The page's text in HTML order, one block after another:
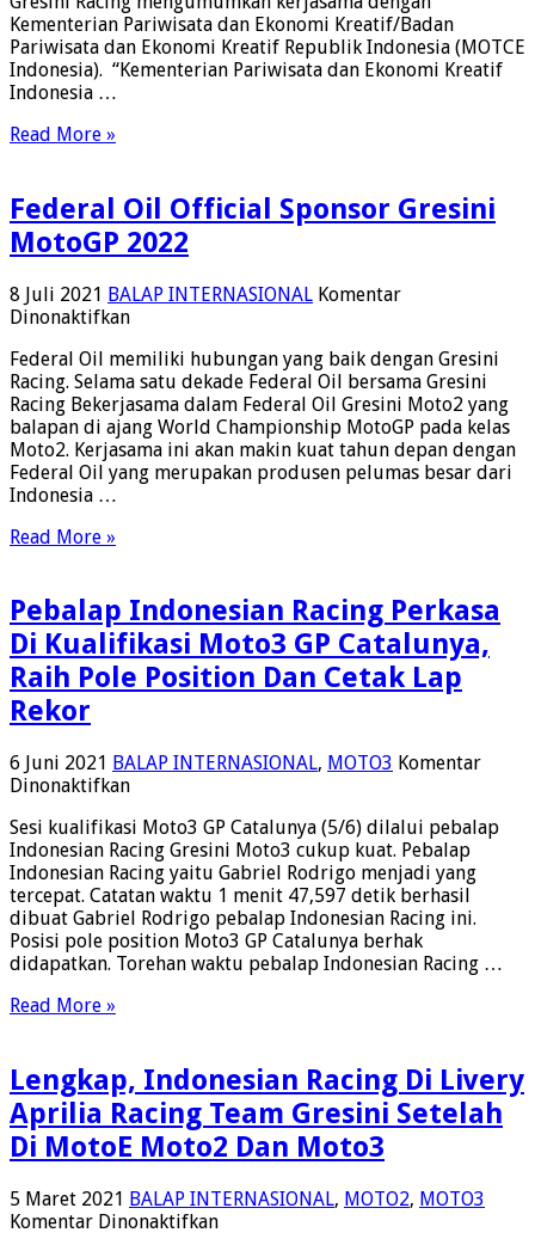
Motor
Ducati
Team
Kementerian Pariwisata dan Ekonomi Kreatif/Badan
Pariwisata dan Ekonomi Kreatif Republik Indonesia (MOTCE
Indonesia). “Kementerian Pariwisata dan Ekonomi Kreatif
Indonesia …
Read More »
Federal Oil Official Sponsor Gresini
MotoGP 2022
8 Juli 2021 BALAP INTERNASIONAL Komentar
Dinonaktifkanpada
Oil
Official
Sponsor
Gresini
MotoGP
2022
Federal Oil memiliki hubungan yang baik dengan Gresini
Racing. Selama satu dekade Federal Oil bersama Gresini
Racing Bekerjasama dalam Federal Oil Gresini Moto2 yang
balapan di ajang World Championship MotoGP pada kelas
Moto2. Kerjasama ini akan makin kuat tahun depan dengan
Federal Oil yang merupakan produsen pelumas besar dari
Indonesia …
Read More »
Pebalap Indonesian Racing Perkasa
Di Kualifikasi Moto3 GP Catalunya,
Raih Pole Position Dan Cetak Lap
Rekor
6 Juni 2021 BALAP INTERNASIONAL, MOTO3 Komentar
Dinonaktifkanpada
Indonesian
Racing
Perkasa
Di
Kualifikasi
Moto3
GP
Dan
Cetak
Lap
Rekor
Sesi kualifikasi Moto3 GP Catalunya (5/6) dilalui pebalap
Indonesian Racing Gresini Moto3 cukup kuat. Pebalap
Indonesian Racing yaitu Gabriel Rodrigo menjadi yang
tercepat. Catatan waktu 1 menit 47,597 detik berhasil
dibuat Gabriel Rodrigo pebalap Indonesian Racing ini.
Posisi pole position Moto3 GP Catalunya berhak
didapatkan. Torehan waktu pebalap Indonesian Racing …
Read More »
Lengkap, Indonesian Racing Di Livery
Aprilia Racing Team Gresini Setelah
Di MotoE Moto2 Dan Moto3
5 Maret 2021 BALAP INTERNASIONAL, MOTO2, MOTO3
Komentar Dinonaktifkanpada